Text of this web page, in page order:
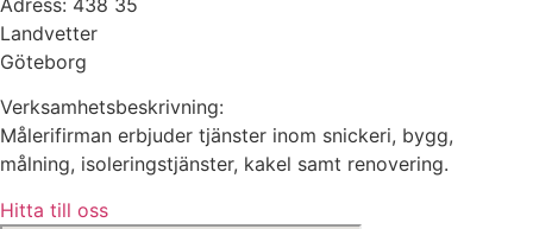
Landvetter
Göteborg
Verksamhetsbeskrivning:
Målerifirman erbjuder tjänster inom snickeri, bygg,
målning, isoleringstjänster, kakel samt renovering.
Hitta till oss